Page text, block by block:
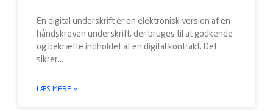
En digital underskrift er en elektronisk version af en
håndskreven underskrift, der bruges til at godkende
og bekræfte indholdet af en digital kontrakt. Det
sikrer
LÆS MERE »